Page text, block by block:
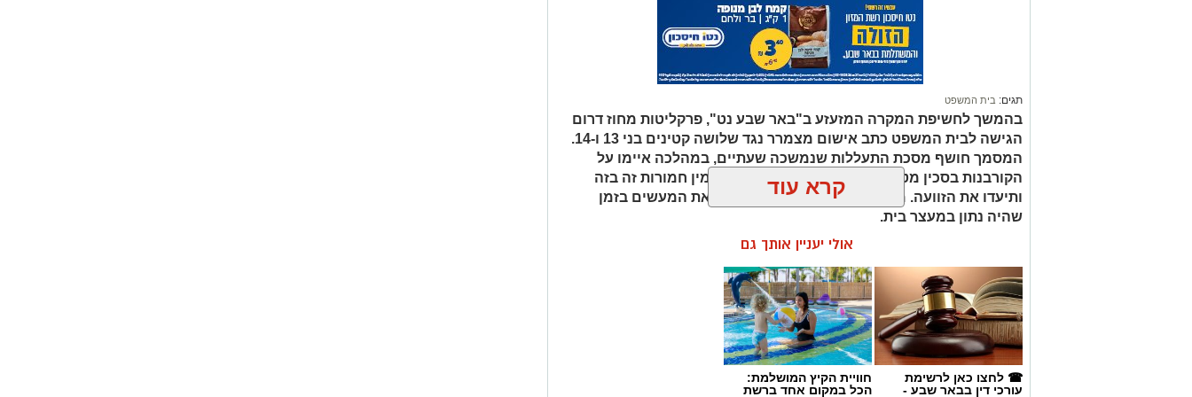
תגים: בית המשפט
בהמשך לחשיפת המקרה המזעזע ב"באר שבע נט", פרקליטות מחוז דרום
הגישה לבית המשפט כתב אישום מצמרר נגד שלושה קטינים בני 13 ו-14.
המסמך חושף מסכת התעללות שנמשכה שעתיים, במהלכה איימו על
הקורבנות בסכין מטבח, אילצו אותם לבצע עבירות מין חמורות זה בזה
ותיעדו את הזוועה. מתברר כי החשוד המרכזי ביצע את המעשים בזמן
שהיה נתון במעצר בית.
קרא עוד
אולי יעניין אותך גם
☎ לחצו כאן לרשימת
עורכי דין בבאר שבע -
חוויית הקיץ המושלמת:
הכל במקום אחד ברשת